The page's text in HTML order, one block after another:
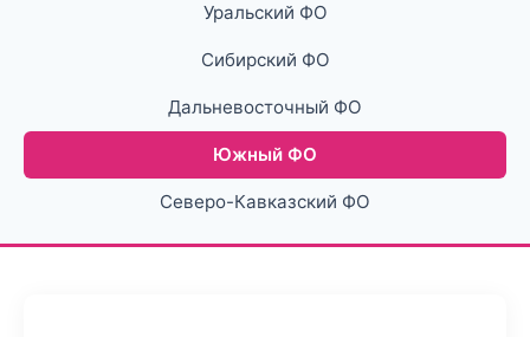
Уральский ФО
Сибирский ФО
Дальневосточный ФО
Южный ФО
Северо-Кавказский ФО